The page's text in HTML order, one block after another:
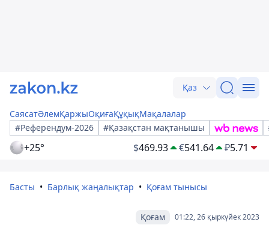
Қаз
СаясатӘлемҚаржыОқиғаҚұқықМақалалар
#Референдум-2026
#Қазақстан мақтанышы
+25° $469.93 €541.64 ₽5.71
Басты Барлық жаңалықтар Қоғам тынысы
01:22, 26 қыркүйек 2023
Қоғам